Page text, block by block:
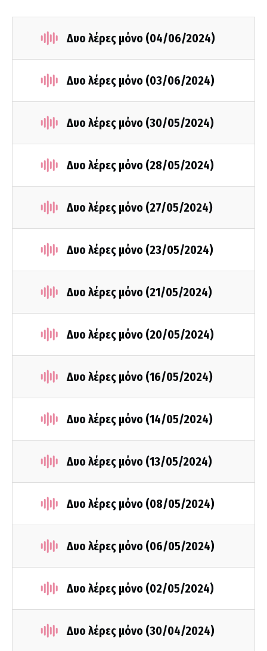
Δυο λέρες μόνο (04/06/2024)
Δυο λέρες μόνο (03/06/2024)
Δυο λέρες μόνο (30/05/2024)
Δυο λέρες μόνο (28/05/2024)
Δυο λέρες μόνο (27/05/2024)
Δυο λέρες μόνο (23/05/2024)
Δυο λέρες μόνο (21/05/2024)
Δυο λέρες μόνο (20/05/2024)
Δυο λέρες μόνο (16/05/2024)
Δυο λέρες μόνο (14/05/2024)
Δυο λέρες μόνο (13/05/2024)
Δυο λέρες μόνο (08/05/2024)
Δυο λέρες μόνο (06/05/2024)
Δυο λέρες μόνο (02/05/2024)
Δυο λέρες μόνο (30/04/2024)